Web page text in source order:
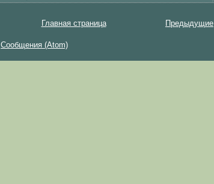
Предыдущие
Главная страница
Сообщения (Atom)